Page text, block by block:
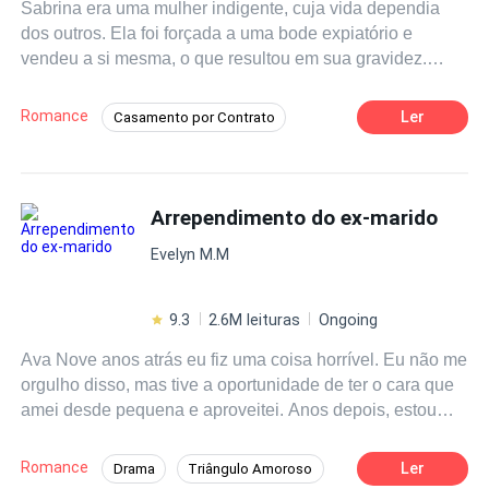
agora, vou passar o resto da minha vida a tentar
compensá-la". Ao que Madeline responde: "Só te
perdoarei se tu....morrer".
Sabrina era uma mulher indigente, cuja vida dependia
dos outros. Ela foi forçada a uma bode expiatório e
vendeu a si mesma, o que resultou em sua gravidez.
riqueza e poder. Ele acreditava que Sabrina era flor do
mal, manchada de ganância e engano. Ela não
reconquistá-la. A cidade inteira sabia que ela seria
picada em pedaços caso fosse encontrada. Quando isto
aconteceu, ela perguntou desesperadamente: "Eu
seu, então por que você não me deixa ir?" De maneira
dominadora, ele respondeu: "Você roubou meu coração e
deu à luz ao meu filho, e tenta fugir de mim?".
Romance Casamento por Contrato
Divórcio Drama Rebelde
Ler
Arrependimento do ex-marido
Evelyn M.M
9.3 2.6M leituras Ongoing
Ava Nove anos atrás eu fiz uma coisa horrível. Eu não me
orgulho disso, mas tive a oportunidade de ter o cara que
amei desde pequena e aproveitei. Anos depois, estou
libertar nós dois de um casamento que nunca deveria ter
Romance Drama Triângulo Amoroso Ler